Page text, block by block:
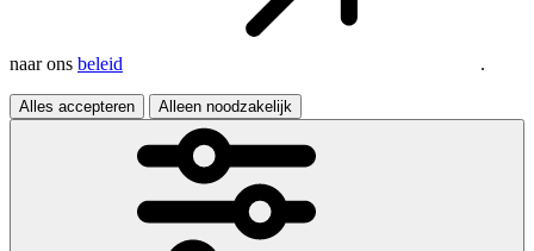
naar ons beleid .
Alles accepteren Alleen noodzakelijk